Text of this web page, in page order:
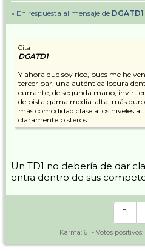
» En respuesta al mensaje de DGATD1
Cita
DGATD1
Y ahora que soy rico, pues me he
tercer par, una auténtica locura
currante, de segunda mano,
de pista gama media-alta, más
más comodidad clase a los niveles
claramente pisteros.
Un TD1 no debería de dar
entra dentro de sus
Karma: 61 - Votos positivos: